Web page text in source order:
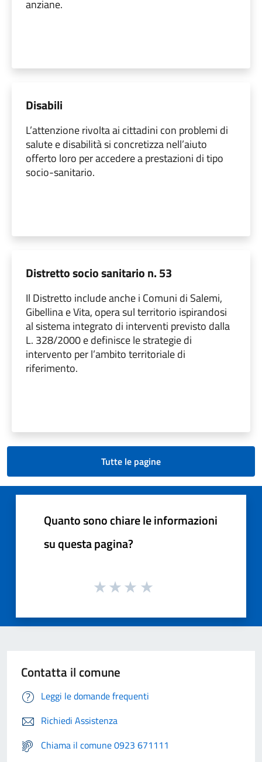
anziane.
Disabili
L’attenzione rivolta ai cittadini con problemi di
salute e disabilità si concretizza nell’aiuto
offerto loro per accedere a prestazioni di tipo
socio-sanitario.
Distretto socio sanitario n. 53
Il Distretto include anche i Comuni di Salemi,
Gibellina e Vita, opera sul territorio ispirandosi
al sistema integrato di interventi previsto dalla
L. 328/2000 e definisce le strategie di
intervento per l’ambito territoriale di
riferimento.
Tutte le pagine
Quanto sono chiare le informazioni
su questa pagina?
Contatta il comune
Leggi le domande frequenti
Richiedi Assistenza
Chiama il comune 0923 671111